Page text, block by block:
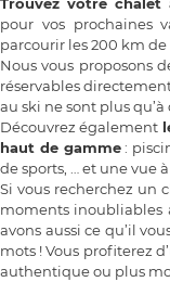
Trouvez votre
pour vos prochaines
parcourir les 200 km
Nous vous proposons
réservables
au ski ne sont plus
Découvrez également
haut de gamme:
de sports, … et une vue
Si vous recherchez un
moments inoubliables
avons aussi ce qu’il
mots ! Vous profiterez
authentique ou plus